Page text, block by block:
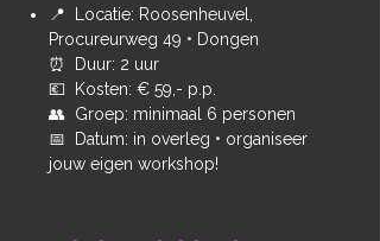
📍 Locatie: Roosenheuvel,
Procureurweg 49 • Dongen
⏰ Duur: 2 uur
💶 Kosten: € 59,- p.p.
👥 Groep: minimaal 6 personen
📅 Datum: in overleg • organiseer
jouw eigen workshop!